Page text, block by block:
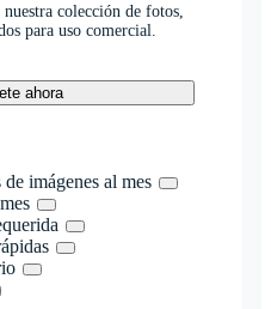
colección de fotos,
para uso comercial.
ahora
imágenes al mes